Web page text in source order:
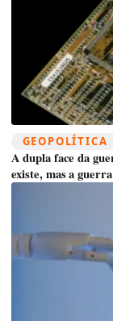
GEOPOLÍTICA
A dupla face da
existe, mas a